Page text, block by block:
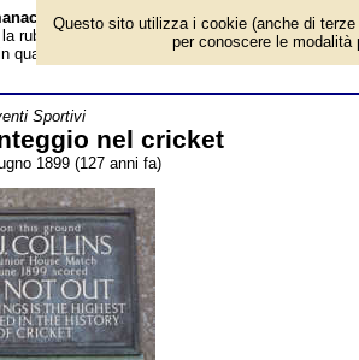
rubrica 'Eventi Sportivi'. Evento avvenuto 127
quattro giorni di gara, il più alto punteggio in
Sportivi
nel cricket
1899 (127 anni fa)
Questo sito utilizza i cookie (anche di
per conoscere le